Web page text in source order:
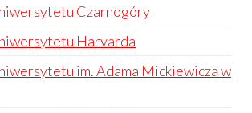
Czarnogóry
Harvarda
im. Adama Mickiewicza w